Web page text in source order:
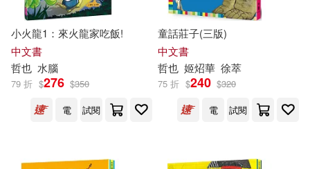
山本宗伸(1) 川村哲也(1)
布魯斯‧韋恩斯坦(1)
平山優(1)
浙江人民出版社(1)
海洋出版社(1)
湖北教育出版社(1) 滾石(1)
小火龍1：來火龍家吃飯!
中文書
哲也 水腦
79 折 $276 $350
電
試閱
童話莊子(三版)
中文書
哲也 姬炤華 徐萃
75 折 $240 $320
電
試閱